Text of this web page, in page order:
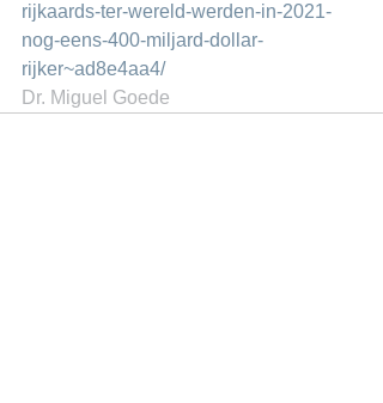
rijkaards-ter-wereld-werden-in-2021-
nog-eens-400-miljard-dollar-
rijker~ad8e4aa4/
Dr. Miguel Goede